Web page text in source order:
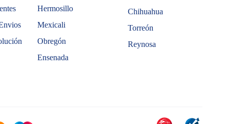
Hermosillo
Mexicali
Obregón
Ensenada
Chihuahua
Torreón
Reynosa